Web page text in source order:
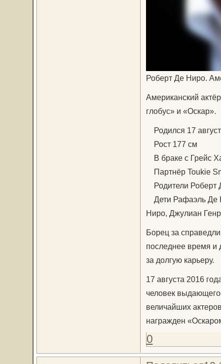
Роберт Де Ниро.
Американский
глобус» и «Оскар».
Родился 17
Рост 177 см
В браке с Грейс
Партнёр Toukie
Родители Роберт
Дети Рафаэль Де
Ниро, Джулиан
Борец за
последнее время и
за долгую карьеру.
17 августа 2016
человек
величайших
награжден
0